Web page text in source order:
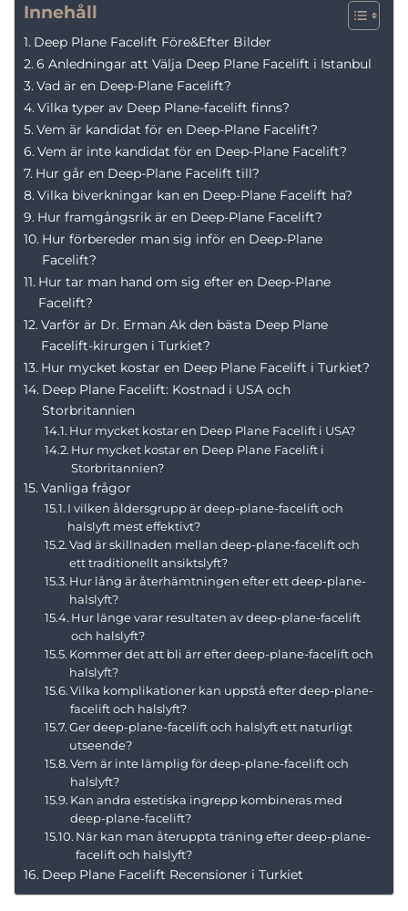
Innehåll
Deep Plane Facelift Före&Efter Bilder
6 Anledningar att Välja Deep Plane Facelift i Istanbul
Vad är en Deep-Plane Facelift?
Vilka typer av Deep Plane-facelift finns?
Vem är kandidat för en Deep-Plane Facelift?
Vem är inte kandidat för en Deep-Plane Facelift?
Hur går en Deep-Plane Facelift till?
Vilka biverkningar kan en Deep-Plane Facelift ha?
Hur framgångsrik är en Deep-Plane Facelift?
Hur förbereder man sig inför en Deep-Plane
Facelift?
Hur tar man hand om sig efter en Deep-Plane
Facelift?
Varför är Dr. Erman Ak den bästa Deep Plane
Facelift-kirurgen i Turkiet?
Hur mycket kostar en Deep Plane Facelift i Turkiet?
Deep Plane Facelift: Kostnad i USA och
Storbritannien
Hur mycket kostar en Deep Plane Facelift i USA?
Hur mycket kostar en Deep Plane Facelift i
Storbritannien?
Vanliga frågor
I vilken åldersgrupp är deep-plane-facelift och
halslyft mest effektivt?
Vad är skillnaden mellan deep-plane-facelift och
ett traditionellt ansiktslyft?
Hur lång är återhämtningen efter ett deep-plane-
halslyft?
Hur länge varar resultaten av deep-plane-facelift
och halslyft?
Kommer det att bli ärr efter deep-plane-facelift och
halslyft?
Vilka komplikationer kan uppstå efter deep-plane-
facelift och halslyft?
Ger deep-plane-facelift och halslyft ett naturligt
utseende?
Vem är inte lämplig för deep-plane-facelift och
halslyft?
Kan andra estetiska ingrepp kombineras med
deep-plane-facelift?
När kan man återuppta träning efter deep-plane-
facelift och halslyft?
Deep Plane Facelift Recensioner i Turkiet